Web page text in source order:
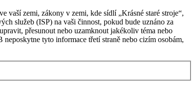
vaší zemi, zákony v zemi, kde sídlí „Krásné staré stroje“,
služeb (ISP) na vaši činnost, pokud bude uznáno za
přesunout nebo uzamknout jakékoliv téma nebo
tyto informace třetí straně nebo cizím osobám,